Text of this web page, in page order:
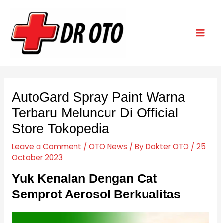
content
AutoGard Spray Paint Warna
Terbaru Meluncur Di Official
Store Tokopedia
Leave a Comment /OTO News / ByDokter OTO /25
October 2023
Yuk Kenalan Dengan Cat
Semprot Aerosol Berkualitas
navigation